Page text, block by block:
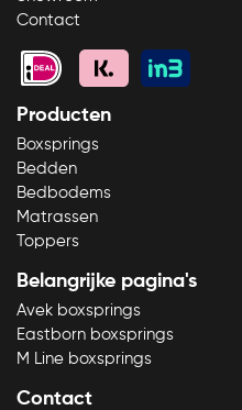
Contact
Producten
Boxsprings
Bedden
Bedbodems
Matrassen
Toppers
Belangrijke pagina's
Avek boxsprings
Eastborn boxsprings
M Line boxsprings
Contact